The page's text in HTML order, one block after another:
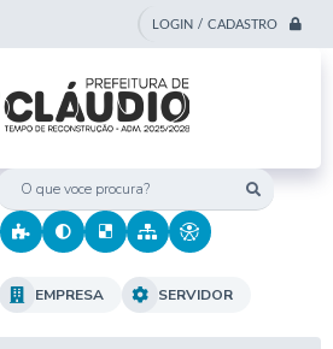
LOGIN / CADASTRO
EMPRESA SERVIDOR